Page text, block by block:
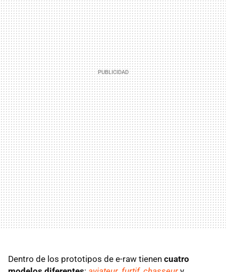
Dentro de los prototipos de e-raw tienen cuatro